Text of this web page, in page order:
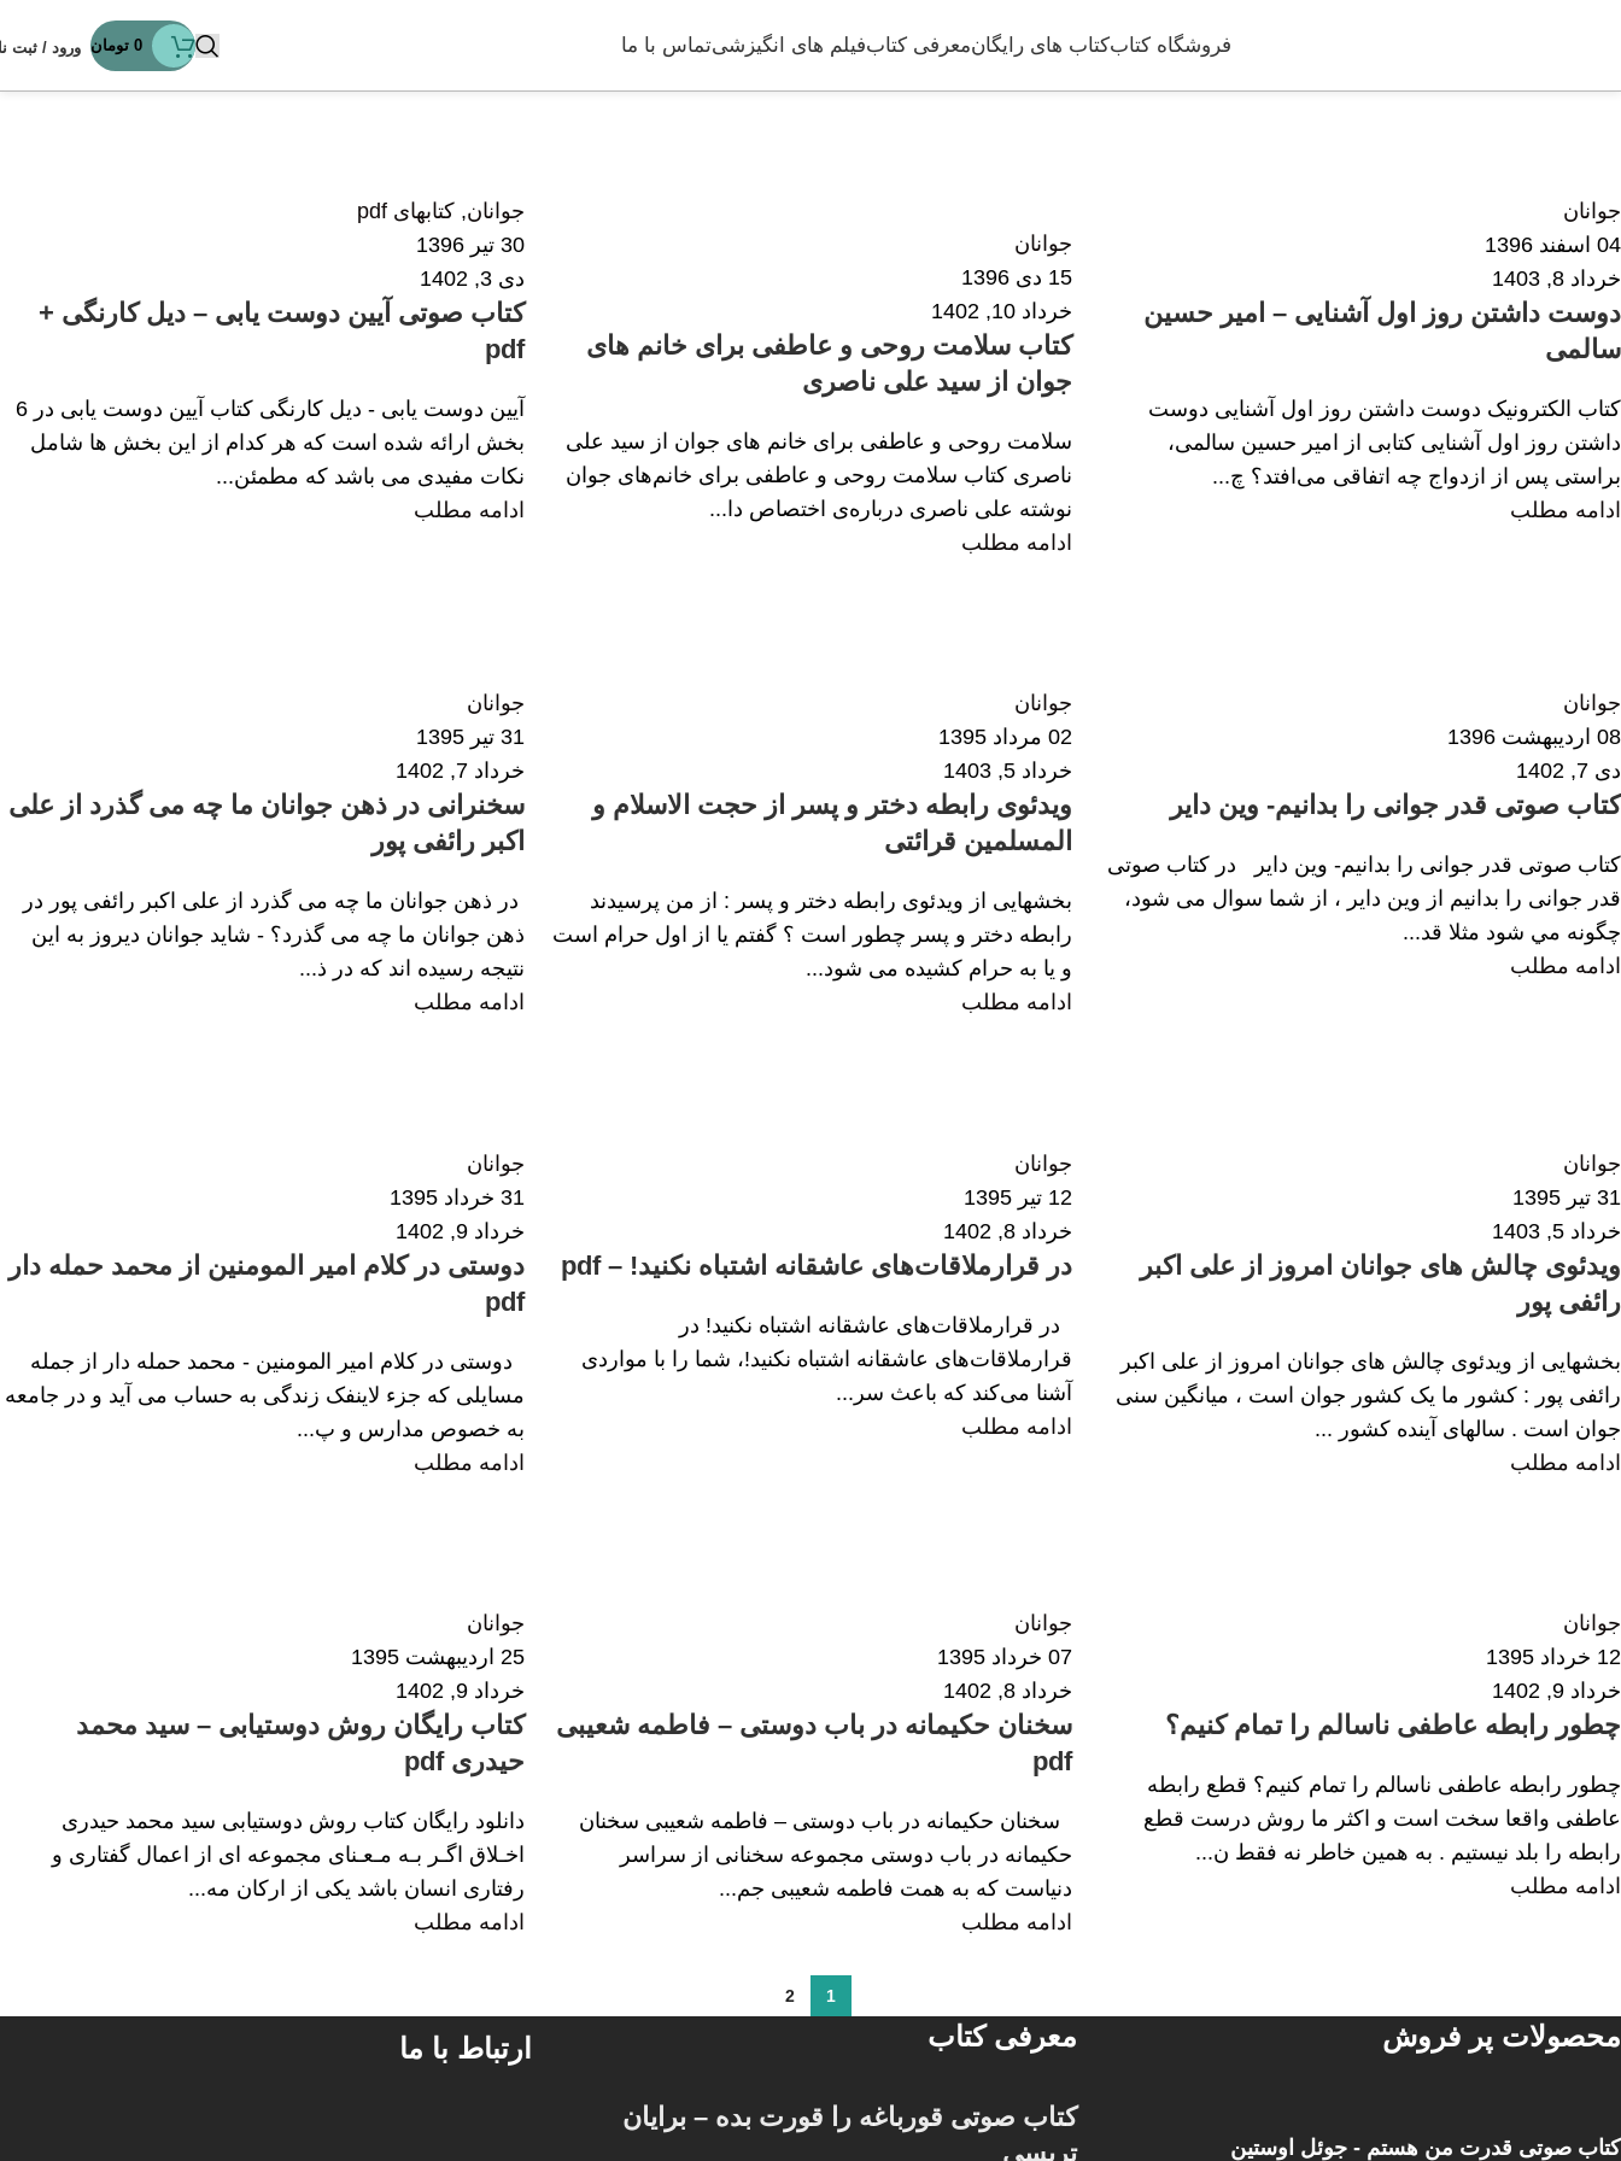
فروشگاه کتابکتاب های رایگانمعرفی کتابفیلم های انگیزشیتماس با ما 0 تومان ورود / ثبت
جوانان
04 اسفند 1396
خرداد 8, 1403
دوست داشتن روز اول آشنایی – امیر حسین
سالمی
کتاب الکترونیک دوست داشتن روز اول آشنایی دوست
داشتن روز اول آشنایی کتابی از امیر حسین سالمی،
براستی پس از ازدواج چه اتفاقی می‌افتد؟ چ...
ادامه مطلب
جوانان
15 دی 1396
خرداد 10, 1402
کتاب سلامت روحی و عاطفی برای خانم های
جوان از سید علی ناصری
سلامت روحی و عاطفی برای خانم های جوان از سید علی
ناصری کتاب سلامت روحی و عاطفی برای خانم‌های جوان
نوشته علی ناصری درباره‌ی اختصاص دا...
ادامه مطلب
جوانان,کتابهای pdf
30 تیر 1396
دی 3, 1402
کتاب صوتی آیین دوست یابی – دیل کارنگی +
pdf
آیین دوست یابی - دیل کارنگی کتاب آیین دوست یابی در 6
بخش ارائه شده است که هر کدام از این بخش ها شامل
نکات مفیدی می باشد که مطمئن...
ادامه مطلب
جوانان
08 اردیبهشت 1396
دی 7, 1402
کتاب صوتی قدر جوانی را بدانیم- وین دایر
کتاب صوتی قدر جوانی را بدانیم- وین دایر در کتاب صوتی
قدر جوانی را بدانیم از وین دایر ، از شما سوال می شود،
چگونه مي شود مثلا قد...
ادامه مطلب
جوانان
02 مرداد 1395
خرداد 5, 1403
ویدئوی رابطه دختر و پسر از حجت الاسلام و
المسلمین قرائتی
بخشهایی از ویدئوی رابطه دختر و پسر : از من پرسیدند
رابطه دختر و پسر چطور است ؟ گفتم یا از اول حرام است
و یا به حرام کشیده می شود...
ادامه مطلب
جوانان
31 تیر 1395
خرداد 7, 1402
سخنرانی در ذهن جوانان ما چه می گذرد از علی
اکبر رائفی پور
در ذهن جوانان ما چه می گذرد از علی اکبر رائفی پور در
ذهن جوانان ما چه می گذرد؟ - شاید جوانان دیروز به این
نتیجه رسیده اند که در ذ...
ادامه مطلب
جوانان
31 تیر 1395
خرداد 5, 1403
ویدئوی چالش های جوانان امروز از علی اکبر
رائفی پور
بخشهایی از ویدئوی چالش های جوانان امروز از علی اکبر
رائفی پور : کشور ما یک کشور جوان است ، میانگین سنی
جوان است . سالهای آینده کشور ...
ادامه مطلب
جوانان
12 تیر 1395
خرداد 8, 1402
در قرار‌ملاقات‌های عاشقانه اشتباه نکنید! – pdf
در قرار‌ملاقات‌های عاشقانه اشتباه نکنید! در
قرار‌ملاقات‌های عاشقانه اشتباه نکنید!، شما را با مواردی
آشنا می‌کند که باعث سر...
ادامه مطلب
جوانان
31 خرداد 1395
خرداد 9, 1402
دوستی در کلام امیر المومنین از محمد حمله دار
pdf
دوستی در کلام امیر المومنین - محمد حمله دار از جمله
مسایلی که جزء لاینفک زندگی به حساب می آید و در جامعه
به خصوص مدارس و پ...
ادامه مطلب
جوانان
12 خرداد 1395
خرداد 9, 1402
چطور رابطه عاطفی ناسالم را تمام کنیم؟
چطور رابطه عاطفی ناسالم را تمام کنیم؟ قطع رابطه
عاطفی واقعا سخت است و اکثر ما روش درست قطع
رابطه را بلد نیستیم . به همین خاطر نه فقط ن...
ادامه مطلب
جوانان
07 خرداد 1395
خرداد 8, 1402
سخنان حکیمانه در باب دوستی – فاطمه شعیبی
pdf
سخنان حکیمانه در باب دوستی – فاطمه شعیبی سخنان
حکیمانه در باب دوستی مجموعه سخنانی از سراسر
دنیاست که به همت فاطمه شعیبی جم...
ادامه مطلب
جوانان
25 اردیبهشت 1395
خرداد 9, 1402
کتاب رایگان روش دوستیابی – سید محمد
حیدری pdf
دانلود رایگان کتاب روش دوستیابی سید محمد حیدری
اخـلاق اگـر بـه مـعـنای مجموعه ای از اعمال گفتاری و
رفتاری انسان باشد یکی از ارکان مه...
ادامه مطلب
1
2
محصولات پر فروش
کتاب صوتی قدرت من هستم - جوئل اوستین
معرفی کتاب
کتاب صوتی قورباغه را قورت بده – برایان
تریسی
ارتباط با ما